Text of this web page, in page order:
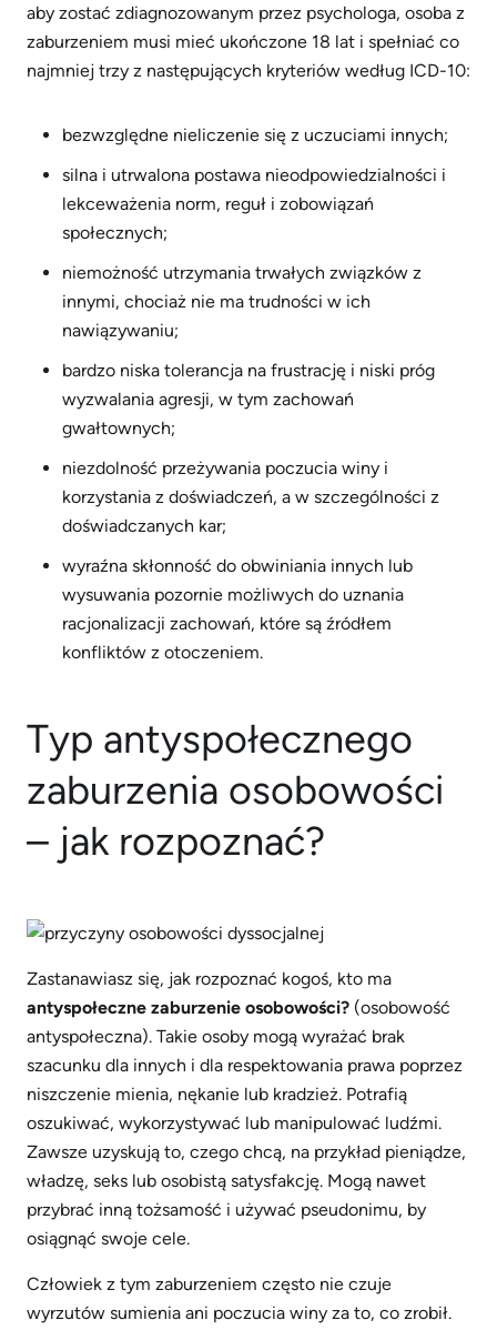
aby zostać zdiagnozowanym przez psychologa, osoba z
zaburzeniem musi mieć ukończone 18 lat i spełniać co
najmniej trzy z następujących kryteriów według ICD-10:
bezwzględne nieliczenie się z uczuciami innych;
silna i utrwalona postawa nieodpowiedzialności i
lekceważenia norm, reguł i zobowiązań
społecznych;
niemożność utrzymania trwałych związków z
innymi, chociaż nie ma trudności w ich
nawiązywaniu;
bardzo niska tolerancja na frustrację i niski próg
wyzwalania agresji, w tym zachowań
gwałtownych;
niezdolność przeżywania poczucia winy i
korzystania z doświadczeń, a w szczególności z
doświadczanych kar;
wyraźna skłonność do obwiniania innych lub
wysuwania pozornie możliwych do uznania
racjonalizacji zachowań, które są źródłem
konfliktów z otoczeniem.
Typ antyspołecznego
zaburzenia osobowości
– jak rozpoznać?
Zastanawiasz się, jak rozpoznać kogoś, kto ma
antyspołeczne zaburzenie osobowości? (osobowość
antyspołeczna). Takie osoby mogą wyrażać brak
szacunku dla innych i dla respektowania prawa poprzez
niszczenie mienia, nękanie lub kradzież. Potrafią
oszukiwać, wykorzystywać lub manipulować ludźmi.
Zawsze uzyskują to, czego chcą, na przykład pieniądze,
władzę, seks lub osobistą satysfakcję. Mogą nawet
przybrać inną tożsamość i używać pseudonimu, by
osiągnąć swoje cele.
Człowiek z tym zaburzeniem często nie czuje
wyrzutów sumienia ani poczucia winy za to, co zrobił.